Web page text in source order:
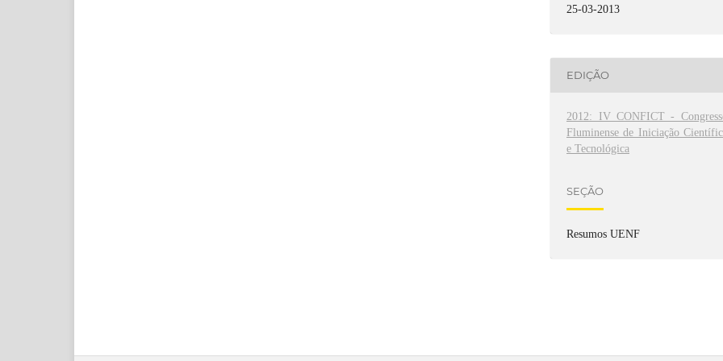
25-03-2013
EDIÇÃO
2012: IV CONFICT -
Fluminense de Iniciação
e Tecnológica
SEÇÃO
Resumos UENF